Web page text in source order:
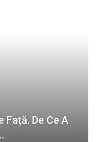
Față. De Ce A